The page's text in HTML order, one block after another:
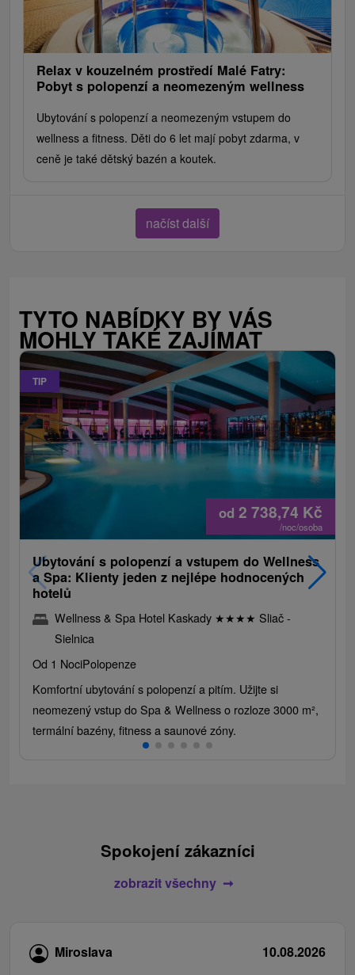
Relax v kouzelném prostředí Malé Fatry:
Pobyt s polopenzí a neomezeným wellness
Ubytování s polopenzí a neomezeným vstupem do
wellness a fitness. Děti do 6 let mají pobyt zdarma, v
ceně je také dětský bazén a koutek.
načíst další
TYTO NABÍDKY BY VÁS
MOHLY TAKÉ ZAJÍMAT
TIP
od 2 738,74 Kč
/noc/osoba
Ubytování s polopenzí a vstupem do Wellness
a Spa: Klienty jeden z nejlépe hodnocených
hotelů
Wellness & Spa Hotel Kaskady ★★★★ Sliač -
Sielnica
Od 1 NociPolopenze
Komfortní ubytování s polopenzí a pitím. Užijte si
neomezený vstup do Spa & Wellness o rozloze 3000 m²,
termální bazény, fitness a saunové zóny.
Spokojení zákazníci
zobrazit všechny
Miroslava
10.08.2026